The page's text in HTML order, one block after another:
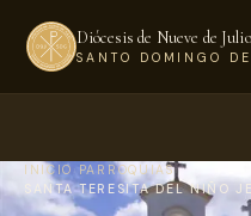
Diócesis de Nueve de Julio
SANTO DOMINGO
INICIO › PARROQUIAS›
SANTA TERESITA DEL NIÑO